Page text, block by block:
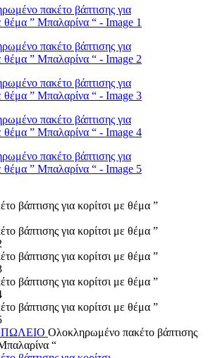
Ολοκληρωμένο πακέτο βάπτισης
“